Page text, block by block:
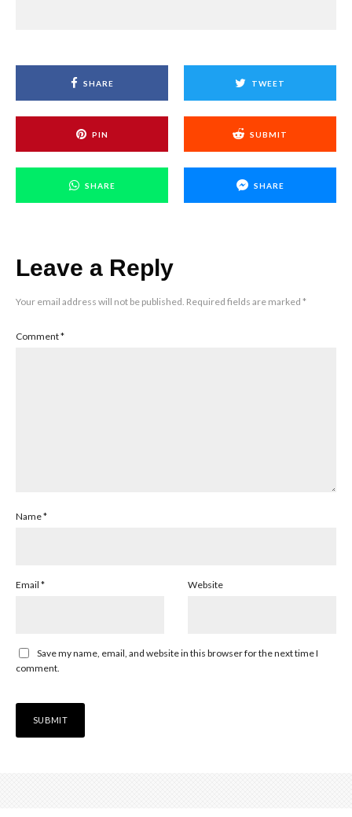
SHARE TWEET
PIN SUBMIT
SHARE SHARE
Leave a Reply
Your email address will not be published. Required fields are marked *
Comment*
Name*
Email * Website
Save my name, email, and website in this browser for the next time I
comment.